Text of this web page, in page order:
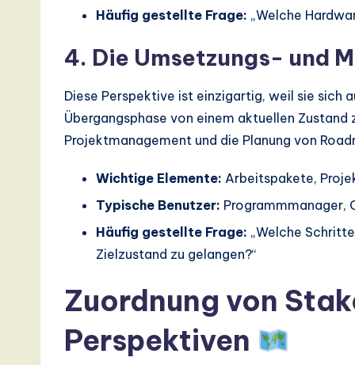
Häufig gestellte Frage: „Welche
4. Die Umsetzungs- und
Diese Perspektive ist einzigartig, weil sie sich
Übergangsphase von einem aktuellen
Projektmanagement und die Planung von
Wichtige Elemente: Arbeitspakete,
Typische Benutzer: Programmmanager,
Häufig gestellte Frage: „Welche
Zielzustand zu gelangen?“
Zuordnung von
Perspektiven